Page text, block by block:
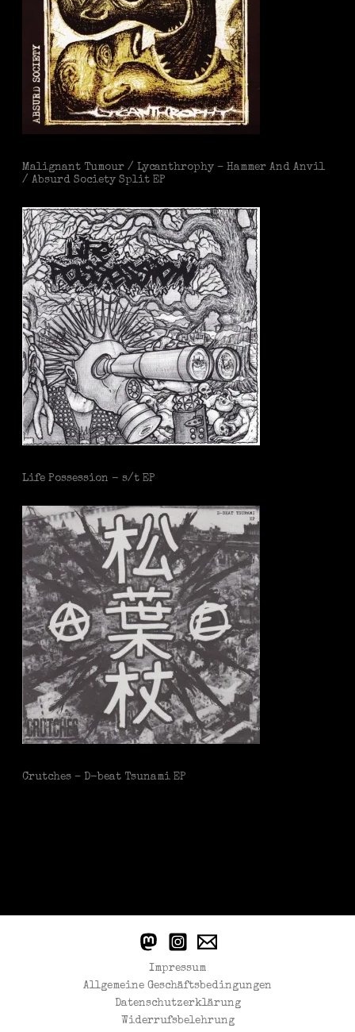
Malignant Tumour / Lycanthrophy – Hammer And Anvil
/ Absurd Society Split EP
Life Possession - s/t EP
Crutches – D-beat Tsunami EP
Impressum
Allgemeine Geschäftsbedingungen
Datenschutzerklärung
Widerrufsbelehrung